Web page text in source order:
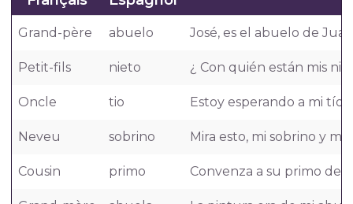
Grand-père abuelo José, es el abuelo de
Petit-fils nieto ¿ Con quién están mis
Oncle tio Estoy esperando a mi tío
Neveu sobrino Mira esto, mi sobrino y
Cousin primo Convenza a su primo de